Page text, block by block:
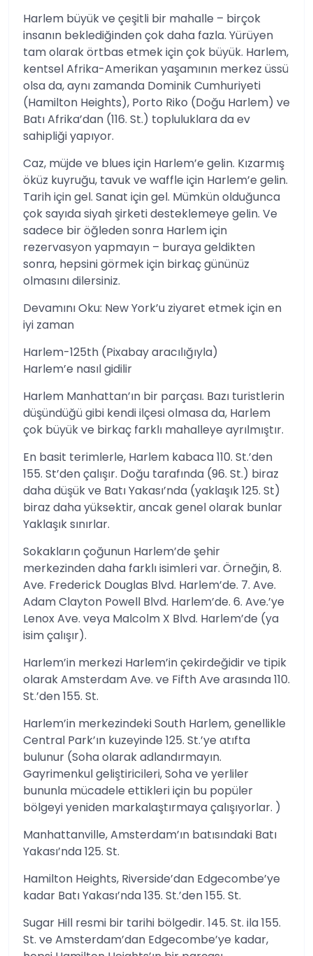
Harlem büyük ve çeşitli bir mahalle – birçok
insanın beklediğinden çok daha fazla. Yürüyen
tam olarak örtbas etmek için çok büyük. Harlem,
kentsel Afrika-Amerikan yaşamının merkez üssü
olsa da, aynı zamanda Dominik Cumhuriyeti
(Hamilton Heights), Porto Riko (Doğu Harlem) ve
Batı Afrika’dan (116. St.) topluluklara da ev
sahipliği yapıyor.
Caz, müjde ve blues için Harlem’e gelin. Kızarmış
öküz kuyruğu, tavuk ve waffle için Harlem’e gelin.
Tarih için gel. Sanat için gel. Mümkün olduğunca
çok sayıda siyah şirketi desteklemeye gelin. Ve
sadece bir öğleden sonra Harlem için
rezervasyon yapmayın – buraya geldikten
sonra, hepsini görmek için birkaç gününüz
olmasını dilersiniz.
Devamını Oku: New York’u ziyaret etmek için en
iyi zaman
Harlem-125th (Pixabay aracılığıyla)
Harlem’e nasıl gidilir
Harlem Manhattan’ın bir parçası. Bazı turistlerin
düşündüğü gibi kendi ilçesi olmasa da, Harlem
çok büyük ve birkaç farklı mahalleye ayrılmıştır.
En basit terimlerle, Harlem kabaca 110. St.’den
155. St’den çalışır. Doğu tarafında (96. St.) biraz
daha düşük ve Batı Yakası’nda (yaklaşık 125. St)
biraz daha yüksektir, ancak genel olarak bunlar
Yaklaşık sınırlar.
Sokakların çoğunun Harlem’de şehir
merkezinden daha farklı isimleri var. Örneğin, 8.
Ave. Frederick Douglas Blvd. Harlem’de. 7. Ave.
Adam Clayton Powell Blvd. Harlem’de. 6. Ave.’ye
Lenox Ave. veya Malcolm X Blvd. Harlem’de (ya
isim çalışır).
Harlem’in merkezi Harlem’in çekirdeğidir ve tipik
olarak Amsterdam Ave. ve Fifth Ave arasında 110.
St.’den 155. St.
Harlem’in merkezindeki South Harlem, genellikle
Central Park’ın kuzeyinde 125. St.’ye atıfta
bulunur (Soha olarak adlandırmayın.
Gayrimenkul geliştiricileri, Soha ve yerliler
bununla mücadele ettikleri için bu popüler
bölgeyi yeniden markalaştırmaya çalışıyorlar. )
Manhattanville, Amsterdam’ın batısındaki Batı
Yakası’nda 125. St.
Hamilton Heights, Riverside’dan Edgecombe’ye
kadar Batı Yakası’nda 135. St.’den 155. St.
Sugar Hill resmi bir tarihi bölgedir. 145. St. ila 155.
St. ve Amsterdam’dan Edgecombe’ye kadar,